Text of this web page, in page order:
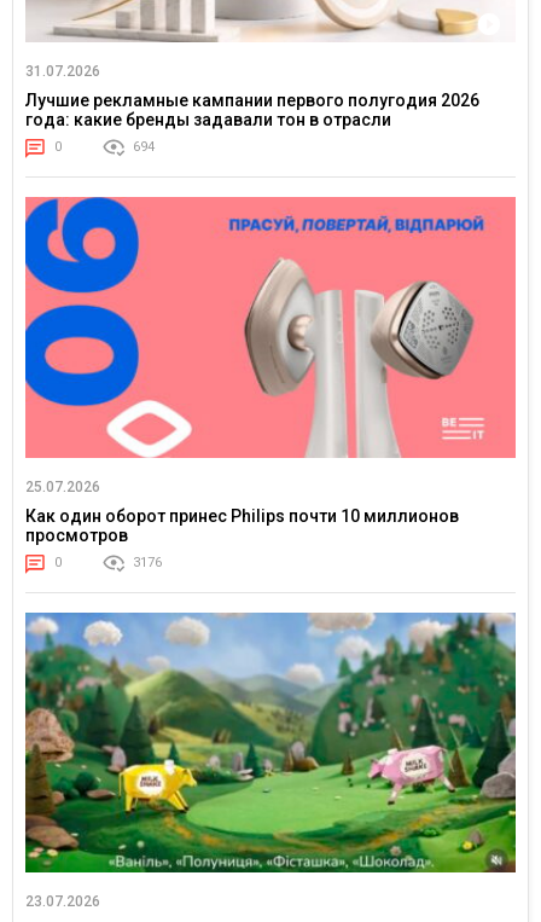
31.07.2026
Лучшие рекламные кампании первого полугодия 2026
года: какие бренды задавали тон в отрасли
0 694
25.07.2026
Как один оборот принес Philips почти 10 миллионов
просмотров
0 3176
23.07.2026